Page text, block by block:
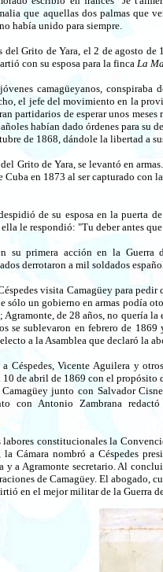
que aquellas dos palmas que
había unido para siempre.
del Grito de Yara, el 2 de agosto
con su esposa para la finca La
camagüeyanos,
el jefe del movimiento en la
partidarios de esperar unos
habían dado órdenes para
de 1868, dándole la libertad a
Grito de Yara, se levantó en
Cuba en 1873 al ser capturado
de su esposa en la puerta
le respondió: "Tu deber antes
su primera acción en la
derrotaron a mil soldados
visita Camagüey para
sólo un gobierno en armas podía
de 28 años, no quería
se sublevaron en febrero de 1869
a la Asamblea que declaró la
Céspedes, Vicente Aguilera y
de abril de 1869 con el
Camagüey junto con Salvador
con Antonio Zambrana
labores constitucionales la
la Cámara nombró a Céspedes
y a Agramonte secretario. Al
de Camagüey. El abogado,
en el mejor militar de la Guerra